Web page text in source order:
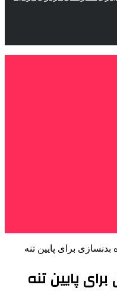
بدنسازی برای پایین تنه
پایین تنه